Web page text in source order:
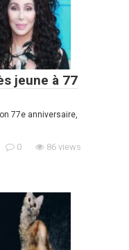
jeune à 77
77e anniversaire,
0 86 views